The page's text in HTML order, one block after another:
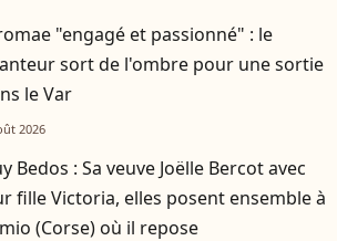
"engagé et passionné" : le
sort de l'ombre pour une sortie
le Var
2026
Bedos : Sa veuve Joëlle Bercot avec
fille Victoria, elles posent ensemble à
(Corse) où il repose